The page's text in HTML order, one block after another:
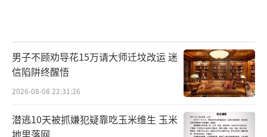
男子不顾劝导花15万请大师迁坟改运 迷
信陷阱终醒悟
2026-08-08 22:31:26
潜逃10天被抓嫌犯疑靠吃玉米维生 玉米